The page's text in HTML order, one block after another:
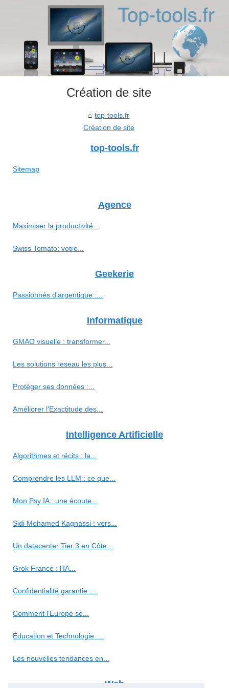
Création de site
top-tools.fr
Création de site
top-tools.fr
Sitemap
Agence
Maximiser la productivité...
Swiss Tomato: votre...
Geekerie
Passionnés d'argentique :...
Informatique
GMAO visuelle : transformer...
Les solutions reseau les plus...
Protéger ses données :...
Améliorer l'Exactitude des...
Intelligence Artificielle
Algorithmes et récits : la...
Comprendre les LLM : ce que...
Mon Psy IA : une écoute...
Sidi Mohamed Kagnassi : vers...
Un datacenter Tier 3 en Côte...
Grok France : l’IA...
Confidentialité garantie :...
Comment l'Europe se...
Éducation et Technologie :...
Les nouvelles tendances en...
Web